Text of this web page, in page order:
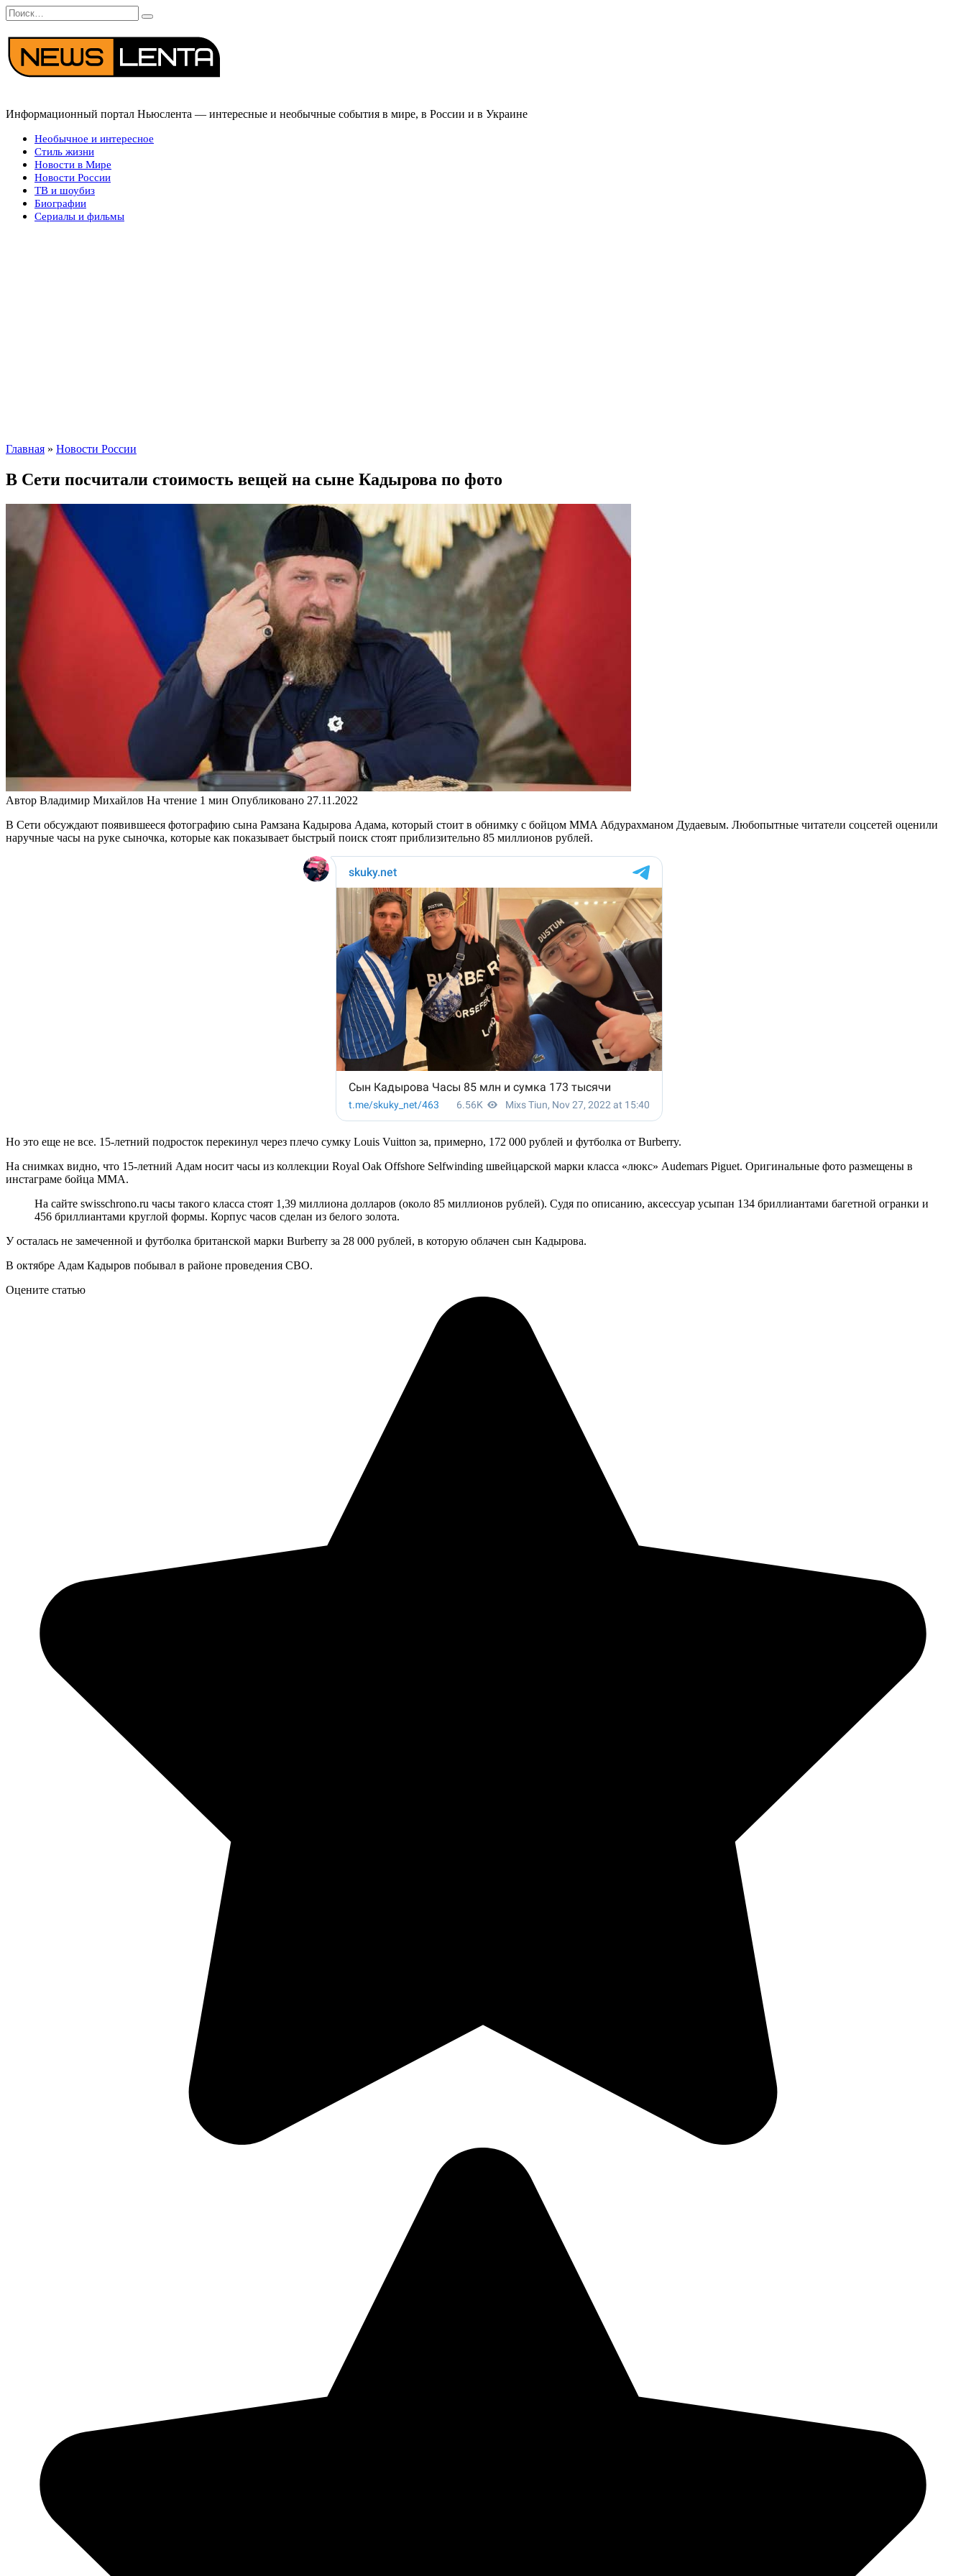
Перейти
к
содержанию
Search
for:
Информационный портал Ньюслента — интересные и необычные события в мире, в России и в Украине
Необычное и интересное
Стиль жизни
Новости в Мире
Новости России
ТВ и шоубиз
Биографии
Сериалы и фильмы
Главная » Новости России
В Сети посчитали стоимость вещей на сыне Кадырова по фото
Автор Владимир Михайлов На чтение 1 мин Опубликовано 27.11.2022
В Сети обсуждают появившееся фотографию сына Рамзана Кадырова Адама, который стоит в обнимку с бойцом MMA Абдурахманом Дудаевым. Любопытные читатели соцсетей оценили
наручные часы на руке сыночка, которые как показывает быстрый поиск стоят приблизительно 85 миллионов рублей.
Но это еще не все. 15-летний подросток перекинул через плечо сумку Louis Vuitton за, примерно, 172 000 рублей и футболка от Burberry.
На снимках видно, что 15-летний Адам носит часы из коллекции Royal Oak Offshore Selfwinding швейцарской марки класса «люкс» Audemars Piguet. Оригинальные фото размещены в
инстаграме бойца ММА.
На сайте swisschrono.ru часы такого класса стоят 1,39 миллиона долларов (около 85 миллионов рублей). Судя по описанию, аксессуар усыпан 134 бриллиантами багетной огранки и
456 бриллиантами круглой формы. Корпус часов сделан из белого золота.
У осталась не замеченной и футболка британской марки Burberry за 28 000 рублей, в которую облачен сын Кадырова.
В октябре Адам Кадыров побывал в районе проведения СВО.
Оцените статью